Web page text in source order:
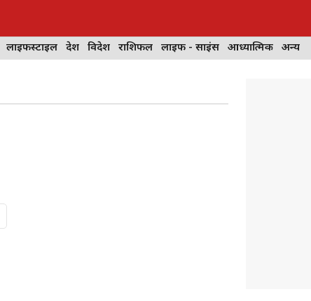
लाइफस्टाइल देश विदेश राशिफल लाइफ - साइंस आध्यात्मिक अन्य